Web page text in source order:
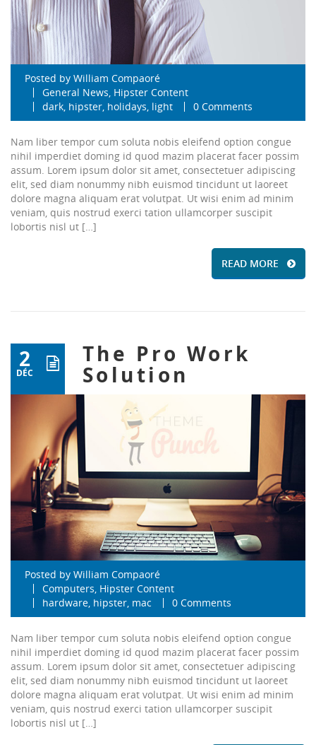
Posted by William Compaoré
General News, Hipster Content
dark, hipster, holidays, light 0 Comments
Nam liber tempor cum soluta nobis eleifend option congue
nihil imperdiet doming id quod mazim placerat facer possim
assum. Lorem ipsum dolor sit amet, consectetuer adipiscing
elit, sed diam nonummy nibh euismod tincidunt ut laoreet
dolore magna aliquam erat volutpat. Ut wisi enim ad minim
veniam, quis nostrud exerci tation ullamcorper suscipit
lobortis nisl ut […]
READ MORE
2
DÉC
The Pro Work
Solution
Posted by William Compaoré
Computers, Hipster Content
hardware, hipster, mac 0 Comments
Nam liber tempor cum soluta nobis eleifend option congue
nihil imperdiet doming id quod mazim placerat facer possim
assum. Lorem ipsum dolor sit amet, consectetuer adipiscing
elit, sed diam nonummy nibh euismod tincidunt ut laoreet
dolore magna aliquam erat volutpat. Ut wisi enim ad minim
veniam, quis nostrud exerci tation ullamcorper suscipit
lobortis nisl ut […]